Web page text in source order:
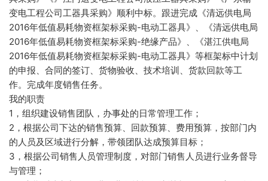
变电工程公司工器具采购》顺利中标。跟进完成《清远供电局
2016年低值易耗物资框架标采购-电动工器具》、《清远供电局
2016年低值易耗物资框架标采购-绝缘产品》、《湛江供电局
2016年低值易耗物资框架标采购-电动工器具》等框架标中计划
的申报、合同的签订、货物验收、技术培训、货款回款等工
作。完成年度销售任务。
我的职责
1，组织建设销售团队，办事处的日常管理工作；
2，根据公司下达的销售预算、回款预算、费用预算，按部门内
的人员及区域进行分解，带领团队达成预算目标；
3，根据公司销售人员管理制度，对部门销售人员进行业务督导
与管理；